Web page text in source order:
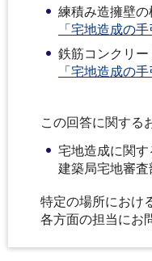
練積み造擁壁
「宅地造成の
鉄筋コンクリ
「宅地造成の
この回答に関する
宅地造成に関
建築局宅地審
特定の場所におけ
各方面の担当にお